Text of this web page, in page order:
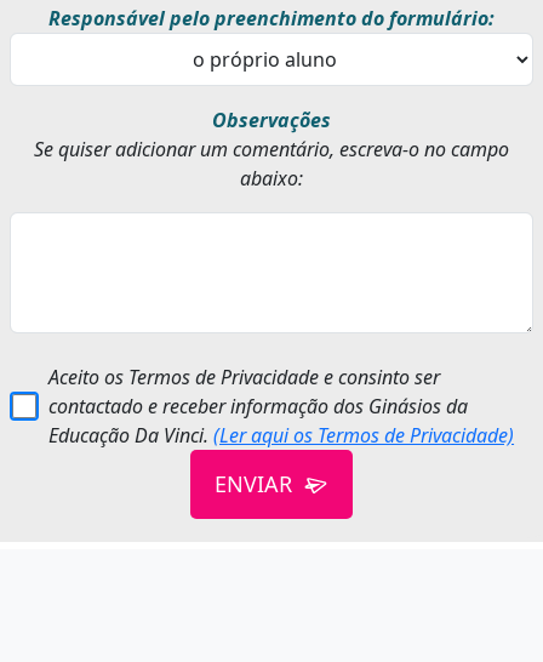
Responsável pelo preenchimento do formulário:
Observações
Se quiser adicionar um comentário, escreva-o no campo
abaixo:
Aceito os Termos de Privacidade e consinto ser
contactado e receber informação dos Ginásios da
Educação Da Vinci.(Ler aqui os Termos de Privacidade)
ENVIAR